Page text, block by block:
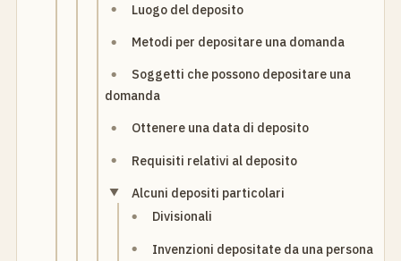
Luogo del deposito
Metodi per depositare una domanda
Soggetti che possono depositare una
domanda
Ottenere una data di deposito
Requisiti relativi al deposito
Alcuni depositi particolari
Divisionali
Invenzioni depositate da una persona